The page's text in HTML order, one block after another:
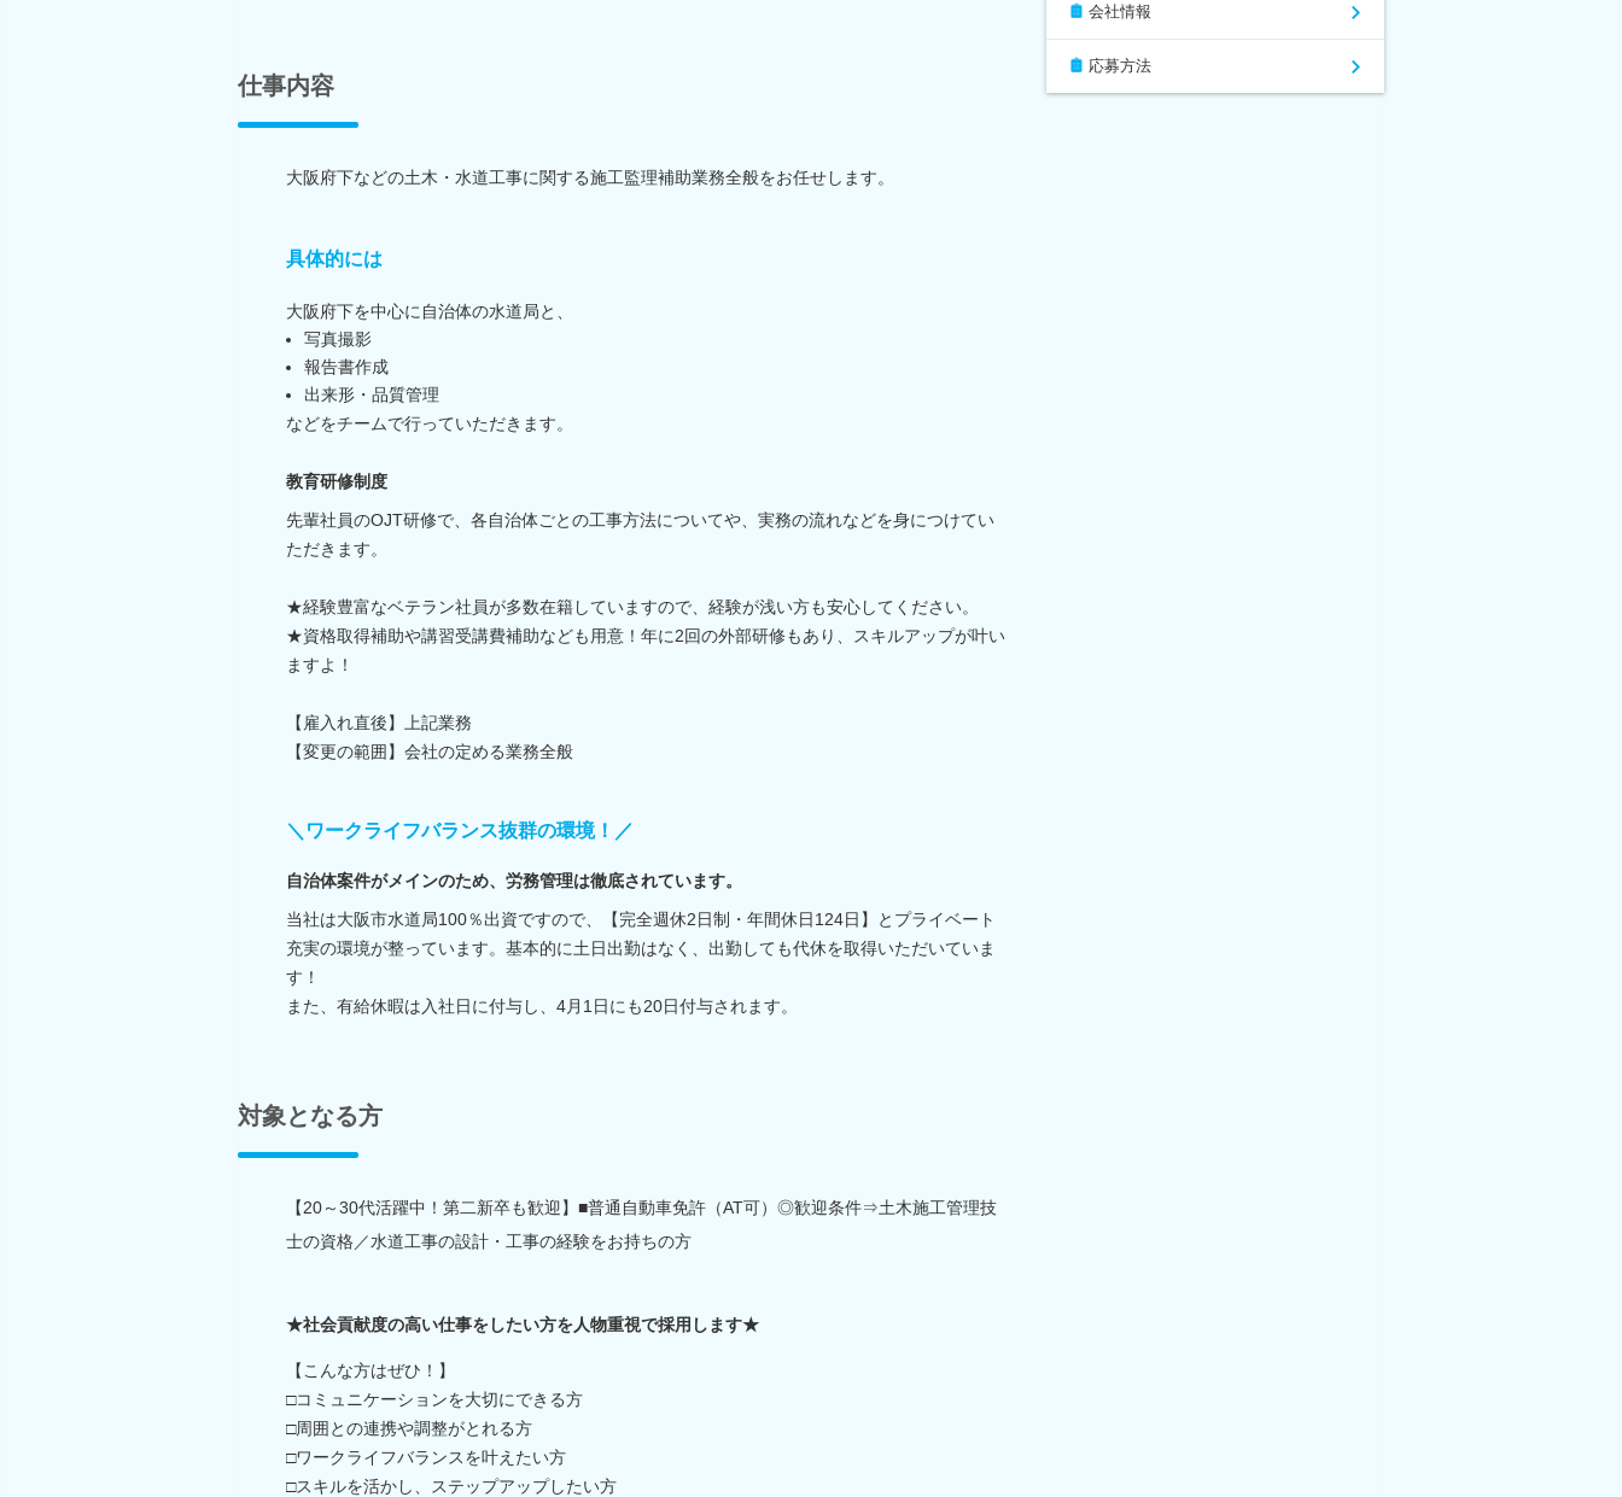
仕事内容
大阪府下などの土木・水道工事に関する施工監理補助業務全般をお任せします。
具体的には
大阪府下を中心に自治体の水道局と、
写真撮影
報告書作成
出来形・品質管理
などをチームで行っていただきます。
教育研修制度
先輩社員のOJT研修で、各自治体ごとの工事方法についてや、実務の流れなどを身につけてい
ただきます。
★経験豊富なベテラン社員が多数在籍していますので、経験が浅い方も安心してください。
★資格取得補助や講習受講費補助なども用意！年に2回の外部研修もあり、スキルアップが叶い
ますよ！
【雇入れ直後】上記業務
【変更の範囲】会社の定める業務全般
＼ワークライフバランス抜群の環境！／
自治体案件がメインのため、労務管理は徹底されています。
当社は大阪市水道局100％出資ですので、【完全週休2日制・年間休日124日】とプライベート
充実の環境が整っています。基本的に土日出勤はなく、出勤しても代休を取得いただいていま
す！
また、有給休暇は入社日に付与し、4月1日にも20日付与されます。
対象となる方
【20～30代活躍中！第二新卒も歓迎】■普通自動車免許（AT可）◎歓迎条件⇒土木施工管理技
士の資格／水道工事の設計・工事の経験をお持ちの方
★社会貢献度の高い仕事をしたい方を人物重視で採用します★
【こんな方はぜひ！】
□コミュニケーションを大切にできる方
□周囲との連携や調整がとれる方
□ワークライフバランスを叶えたい方
□スキルを活かし、ステップアップしたい方
会社情報
応募方法